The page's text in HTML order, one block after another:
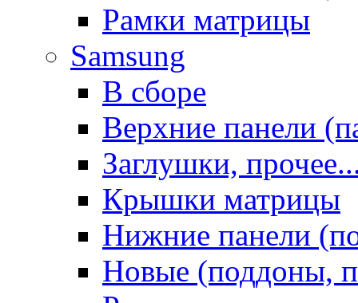
Рамки матрицы
Samsung
В сборе
Верхние панели
Заглушки,
Крышки матрицы
Нижние панели
Новые (поддоны,